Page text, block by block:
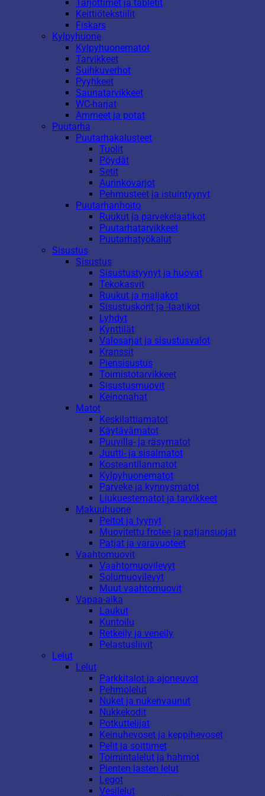
Tarjottimet ja tabletit
Keittiötekstiilit
Fiskars
Kylpyhuone
Kylpyhuonematot
Tarvikkeet
Suihkuverhot
Pyyhkeet
Saunatarvikkeet
WC-harjat
Ammeet ja potat
Puutarha
Puutarhakalusteet
Tuolit
Pöydät
Setit
Aurinkovarjot
Pehmusteet ja istuintyynyt
Puutarhanhoito
Ruukut ja parvekelaatikot
Puutarhatarvikkeet
Puutarhatyökalut
Sisustus
Sisustus
Sisustustyynyt ja huovat
Tekokasvit
Ruukut ja maljakot
Sisustuskorit ja -laatikot
Lyhdyt
Kynttilät
Valosarjat ja sisustusvalot
Kranssit
Piensisustus
Toimistotarvikkeet
Sisustusmuovit
Keinonahat
Matot
Keskilattiamatot
Käytävämatot
Puuvilla- ja räsymatot
Juutti- ja sisalmatot
Kosteantilanmatot
Kylpyhuonematot
Parveke ja kynnysmatot
Liukuestematot ja tarvikkeet
Makuuhuone
Peitot ja tyynyt
Muovitettu frotee ja patjansuojat
Patjat ja varavuoteet
Vaahtomuovit
Vaahtomuovilevyt
Solumuovilevyt
Muut vaahtomuovit
Vapaa-aika
Laukut
Kuntoilu
Retkeily ja veneily
Pelastusliivit
Lelut
Lelut
Parkkitalot ja ajoneuvot
Pehmolelut
Nuket ja nukenvaunut
Nukkekodit
Potkuttelijat
Keinuhevoset ja keppihevoset
Pelit ja soittimet
Toimintalelut ja hahmot
Pienten lasten lelut
Legot
Vesilelut